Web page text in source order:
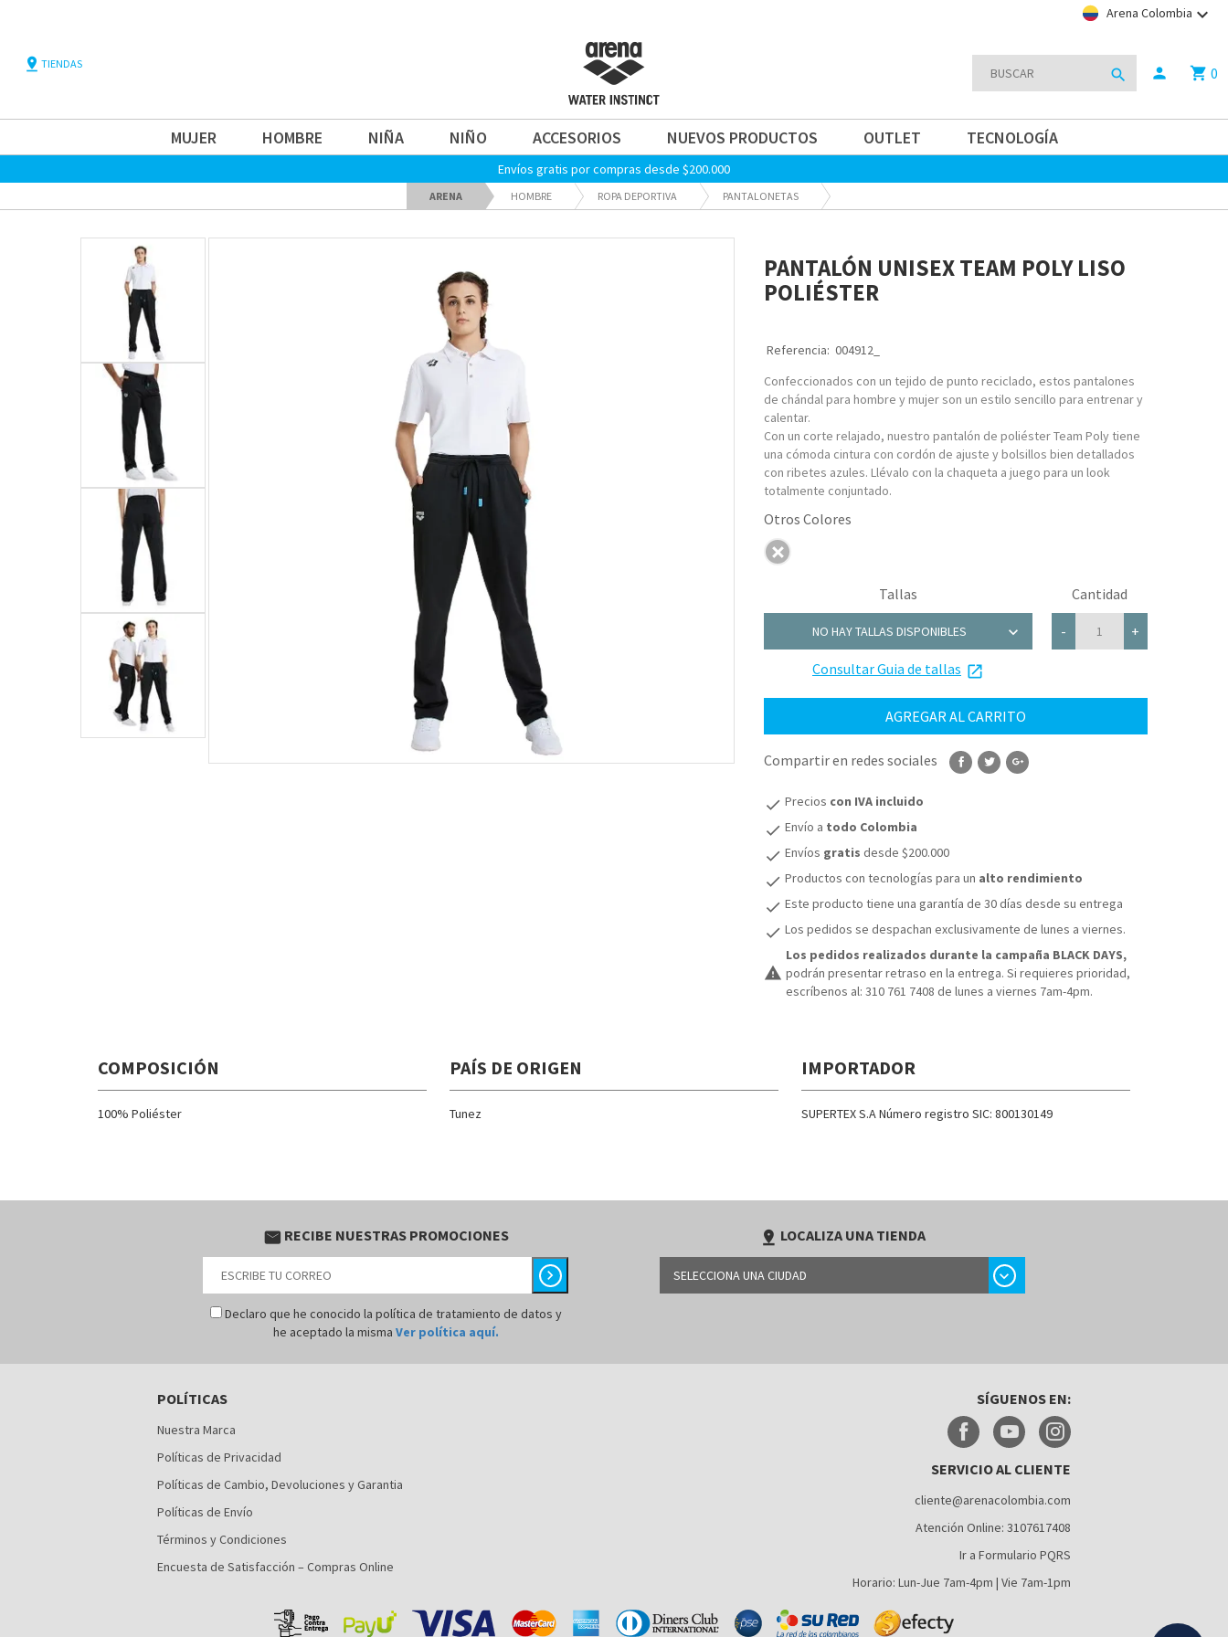
Arena Colombia keyboard_arrow_down
pin_drop TIENDAS
search person shopping_cart 0
MUJER HOMBRE NIÑA NIÑO ACCESORIOS NUEVOS PRODUCTOS OUTLET TECNOLOGÍA
Envíos gratis por compras desde $200.000
ARENA HOMBRE ROPA DEPORTIVA PANTALONETAS
PANTALÓN UNISEX TEAM POLY LISO
POLIÉSTER
Referencia: 004912_
Confeccionados con un tejido de punto reciclado, estos pantalones
de chándal para hombre y mujer son un estilo sencillo para entrenar y
calentar.
Con un corte relajado, nuestro pantalón de poliéster Team Poly tiene
una cómoda cintura con cordón de ajuste y bolsillos bien detallados
con ribetes azules. Llévalo con la chaqueta a juego para un look
totalmente conjuntado.
Tallas
NO HAY TALLAS DISPONIBLES chevron_right
Consultar Guia de tallas launch
Cantidad
- +
AGREGAR AL CARRITO
Compartir en redes sociales
check Precios con IVA incluido
check Envío a todo Colombia
check Envíos gratis desde $200.000
check Productos con tecnologías para un alto rendimiento
check Este producto tiene una garantía de 30 días desde su entrega
check Los pedidos se despachan exclusivamente de lunes a viernes.
warning
Los pedidos realizados durante la campaña BLACK DAYS,
podrán presentar retraso en la entrega. Si requieres prioridad,
escríbenos al: 310 761 7408 de lunes a viernes 7am-4pm.
COMPOSICIÓN
100% Poliéster
PAÍS DE ORIGEN
Tunez
IMPORTADOR
SUPERTEX S.A Número registro SIC: 800130149
email RECIBE NUESTRAS PROMOCIONES
chevron_right
Declaro que he conocido la política de tratamiento de datos y
he aceptado la misma Ver política aquí.
pin_drop LOCALIZA UNA TIENDA
SELECCIONA UNA CIUDAD chevron_right
POLÍTICAS
Nuestra Marca
Políticas de Privacidad
Políticas de Cambio, Devoluciones y Garantia
Políticas de Envío
Términos y Condiciones
Encuesta de Satisfacción – Compras Online
SÍGUENOS EN:
SERVICIO AL CLIENTE
cliente@arenacolombia.com
Atención Online: 3107617408
Ir a Formulario PQRS
Horario: Lun-Jue 7am-4pm | Vie 7am-1pm